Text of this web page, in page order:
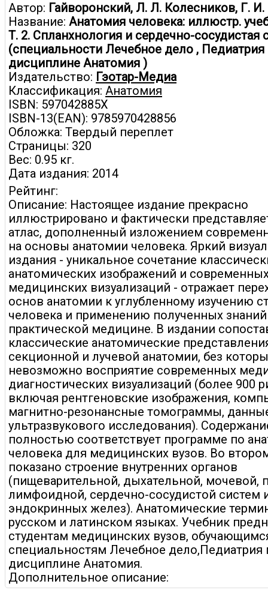
Автор: Гайворонский, Л. Л. Колесников, Г.
Название: Анатомия человека: иллюстр.
Т. 2. Спланхнология и сердечно-сосудистая
(специальности Лечебное дело , Педиатрия
дисциплине Анатомия )
Издательство: Гэотар-Медиа
Классификация: Анатомия
ISBN: 597042885X
ISBN-13(EAN): 9785970428856
Обложка: Твердый переплет
Страницы: 320
Вес: 0.95 кг.
Дата издания: 2014
Рейтинг:
Описание: Настоящее издание прекрасно
иллюстрировано и фактически
атлас, дополненный изложением
на основы анатомии человека. Яркий
издания - уникальное сочетание
анатомических изображений и
медицинских визуализаций - отражает
основ анатомии к углубленному изучению
человека и применению полученных
практической медицине. В издании
классические анатомические
секционной и лучевой анатомии, без
невозможно восприятие современных
диагностических визуализаций (более 900
включая рентгеновские изображения,
магнитно-резонансные томограммы,
ультразвукового исследования).
полностью соответствует программе по
человека для медицинских вузов. Во
показано строение внутренних органов
(пищеварительной, дыхательной, мочевой,
лимфоидной, сердечно-сосудистой систем
эндокринных желез). Анатомические
русском и латинском языках. Учебник
студентам медицинских вузов,
специальностям Лечебное дело,Педиатрия
дисциплине Анатомия.
Дополнительное описание: